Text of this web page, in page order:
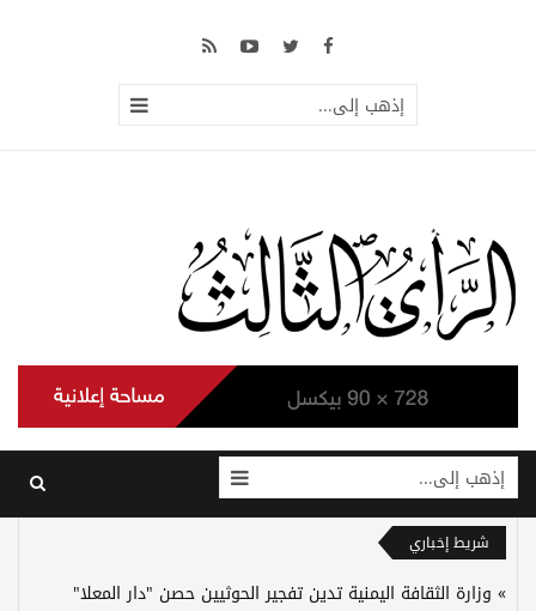
إذهب إلى...
إذهب إلى...
شريط إخباري
وزارة الثقافة اليمنية تدين تفجير الحوثيين حصن "دار المعلا"